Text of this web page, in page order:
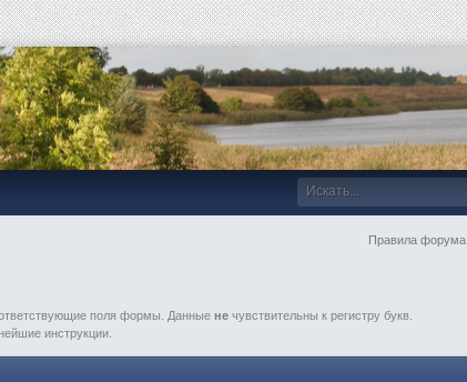
Правила форума
поля формы. Данныене чувствительны к регистру букв.
инструкции.